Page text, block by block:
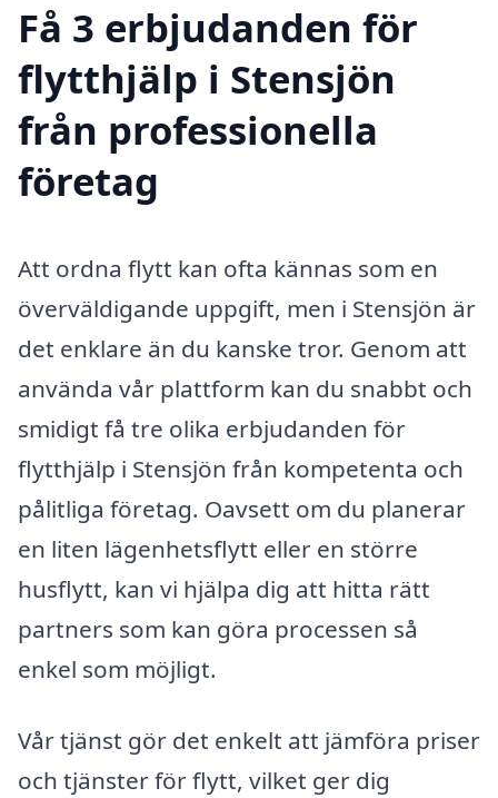
Få 3 erbjudanden för
flytthjälp i Stensjön
från professionella
företag
Att ordna flytt kan ofta kännas som en
överväldigande uppgift, men i Stensjön är
det enklare än du kanske tror. Genom att
använda vår plattform kan du snabbt och
smidigt få tre olika erbjudanden för
flytthjälp i Stensjön från kompetenta och
pålitliga företag. Oavsett om du planerar
en liten lägenhetsflytt eller en större
husflytt, kan vi hjälpa dig att hitta rätt
partners som kan göra processen så
enkel som möjligt.
Vår tjänst gör det enkelt att jämföra priser
och tjänster för flytt, vilket ger dig